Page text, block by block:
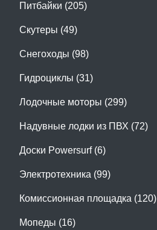
Питбайки (205)
Скутеры (49)
Снегоходы (98)
Гидроциклы (31)
Лодочные моторы (299)
Надувные лодки из ПВХ (72)
Доски Powersurf (6)
Электротехника (99)
Комиссионная площадка (120)
Мопеды (16)